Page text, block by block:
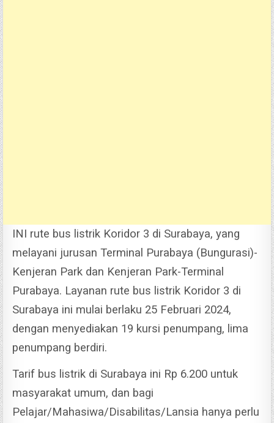
INI rute bus listrik Koridor 3 di Surabaya, yang
melayani jurusan Terminal Purabaya (Bungurasi)-
Kenjeran Park dan Kenjeran Park-Terminal
Purabaya. Layanan rute bus listrik Koridor 3 di
Surabaya ini mulai berlaku 25 Februari 2024,
dengan menyediakan 19 kursi penumpang, lima
penumpang berdiri.
Tarif bus listrik di Surabaya ini Rp 6.200 untuk
masyarakat umum, dan bagi
Pelajar/Mahasiwa/Disabilitas/Lansia hanya perlu